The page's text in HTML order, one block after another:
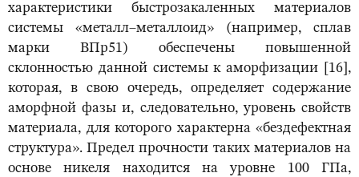
характеристики быстрозакаленных материалов
системы «металл–металлоид» (например, сплав
марки ВПр51) обеспечены повышенной
склонностью данной системы к аморфизации [16],
которая, в свою очередь, определяет содержание
аморфной фазы и, следовательно, уровень свойств
материала, для которого характерна «бездефектная
структура». Предел прочности таких материалов на
основе никеля находится на уровне 100 ГПа,